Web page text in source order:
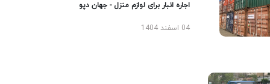
اجاره انبار برای لوازم منزل - جهان دپو
04 اسفند 1404